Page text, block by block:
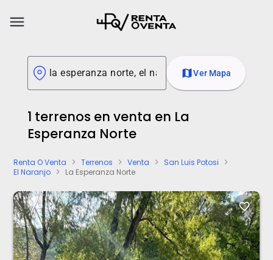
menu
mapVer Mapa
1 terrenos en venta en La
Esperanza Norte
Renta O Venta chevron_right Terrenos chevron_right Venta chevron_right San Luis Potosi chevron_right
El Naranjo chevron_right La Esperanza Norte
favorite_border